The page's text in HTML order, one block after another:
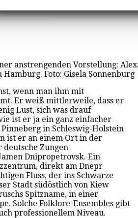
anstrengenden Vorstellung:
Foto: Gisela Sonnenburg
wenn man ihm mit
Er weiß mittlerweile, dass er
Lust, sich was drauf
ist er ja ein ganz einfacher
in Schleswig-Holstein
ist er an einem Ort in der
Zungen
Dnipropetrovsk. Ein
direkt am Dnepr
Fluss, der ins Schwarze
Stadt südöstlich von Kiew
Spitzname, in einer
Solche Folklore-Ensembles gibt
professionellem Niveau.